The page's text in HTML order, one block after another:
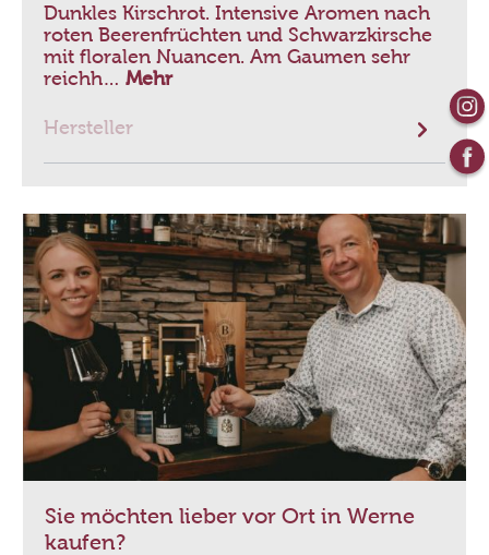
Dunkles Kirschrot. Intensive Aromen nach
roten Beerenfrüchten und Schwarzkirsche
mit floralen Nuancen. Am Gaumen sehr
reichh… Mehr
Hersteller
Sie möchten lieber vor Ort in Werne
kaufen?